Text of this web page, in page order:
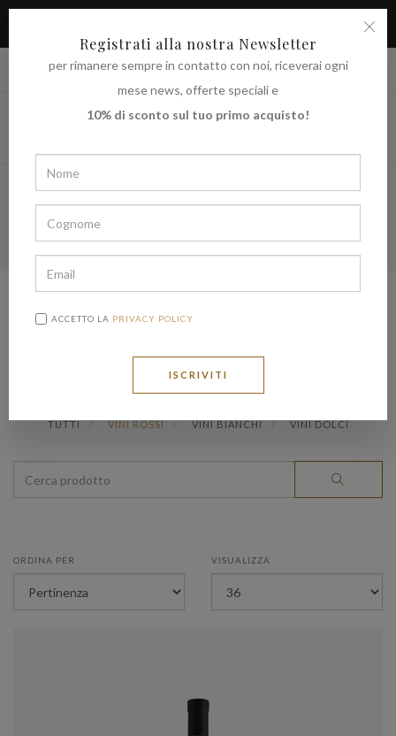
Spedire in UNITED STATES | € (EUR)
Vini Rossi
TUTTI CANTINA DEL REDI
TUTTI VINI ROSSI VINI BIANCHI VINI DOLCI
ORDINA PER VISUALIZZA
Registrati alla nostra Newsletter
per rimanere sempre in contatto con noi, riceverai ogni
mese news, offerte speciali e
10% di sconto sul tuo primo acquisto!
ACCETTO LA PRIVACY POLICY
ISCRIVITI